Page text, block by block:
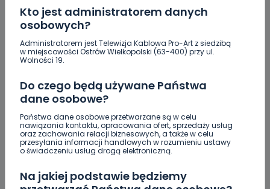
Kto jest administratorem danych
osobowych?
Administratorem jest Telewizja Kablowa Pro-Art z siedzibą
w miejscowości Ostrów Wielkopolski (63-400) przy ul.
Wolności 19.
Do czego będą używane Państwa
dane osobowe?
Państwa dane osobowe przetwarzane są w celu
nawiązania kontaktu, opracowania ofert, sprzedaży usług
oraz zachowania relacji biznesowych, a także w celu
przesyłania informacji handlowych w rozumieniu ustawy
o świadczeniu usług drogą elektroniczną.
Na jakiej podstawie będziemy
Zatrzymany w Sośniach. Za połamane tablice
Nowe ustalenia w sprawie OZC. Kto spełnił warunki
przetargu, a kto próbował wrócić do gry?
Czy aquapark w Ostrowie powinien powstać?
Rozpoczęły się konsultacje
"Łącznik" w remoncie. Urząd miejski będzie
większy?
Ile jest klimy w szpitalu? Sprawdzamy w regionie
Centra wzmocniona i gotowa do gry. Chce